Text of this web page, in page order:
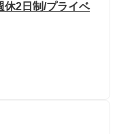
休2日制/プライベ